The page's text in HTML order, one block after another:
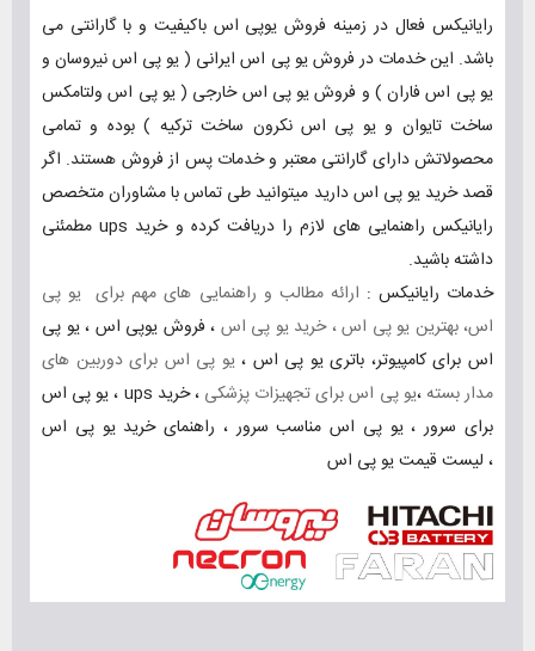
رایانیکس فعال در زمینه فروش یوپی اس باکیفیت و با گارانتی می
باشد. این خدمات در فروش یو پی اس ایرانی ( یو پی اس نیروسان و
یو پی اس فاران ) و فروش یو پی اس خارجی ( یو پی اس ولتامکس
ساخت تایوان و یو پی اس نکرون ساخت ترکیه ) بوده و تمامی
محصولاتش دارای گارانتی معتبر و خدمات پس از فروش هستند. اگر
قصد خرید یو پی اس دارید میتوانید طی تماس با مشاوران متخصص
رایانیکس راهنمایی های لازم را دریافت کرده و خرید ups مطمئنی
داشته باشید.
خدمات رایانیکس : ارائه مطالب و راهنمایی های مهم برای یو پی
اس، بهترین یو پی اس ، خرید یو پی اس ، فروش یوپی اس ، یو پی
اس برای کامپیوتر، باتری یو پی اس ،یو پی اس برای دوربین های
مدار بسته،یو پی اس برای تجهیزات پزشکی ،خرید ups ،یو پی اس
برای سرور،یو پی اس مناسب سرور، راهنمای خرید یو پی اس
، لیست قیمت یو پی اس